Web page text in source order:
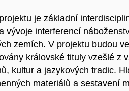
je základní
vývoje interferencí
zemích. V projektu budou
královské tituly vzešlé z
kultur a jazykových tradic.
materiálů a sestavení